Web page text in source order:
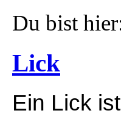
Du bist
Lick
Ein Lick